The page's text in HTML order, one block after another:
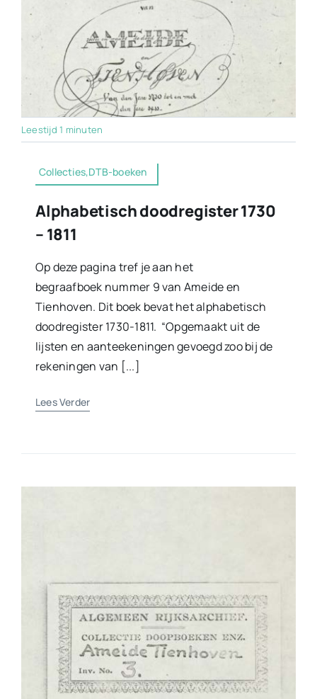
Leestijd 1 minuten
Collecties,DTB-boeken
Alphabetisch doodregister 1730
– 1811
Op deze pagina tref je aan het
begraafboek nummer 9 van Ameide en
Tienhoven. Dit boek bevat het alphabetisch
doodregister 1730-1811. “Opgemaakt uit de
lijsten en aanteekeningen gevoegd zoo bij de
rekeningen van [...]
Lees Verder